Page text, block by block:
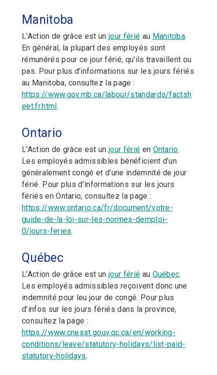
Manitoba
L’Action de grâce est unjour férié au Manitoba.
En général, la plupart des employés sont
rémunérés pour ce jour férié, qu’ils travaillent ou
pas. Pour plus d’informations sur les jours fériés
au Manitoba, consultez la page :
https://www.gov.mb.ca/labour/standards/factsh
eet.fr.html .
Ontario
L’Action de grâce est unjour férié en Ontario.
Les employés admissibles bénéficient d’un
généralement congé et d’une indemnité de jour
férié. Pour plus d’informations sur les jours
fériés en Ontario, consultez la page :
https://www.ontario.ca/fr/document/votre-
guide-de-la-loi-sur-les-normes-demploi-
0/jours-feries.
Québec
L’Action de grâce est unjour férié au Québec.
Les employés admissibles reçoivent donc une
indemnité pour leu jour de congé. Pour plus
d’infos sur les jours fériés dans la province,
consultez la page :
https://www.cnesst.gouv.qc.ca/en/working-
conditions/leave/statutory-holidays/list-paid-
statutory-holidays.